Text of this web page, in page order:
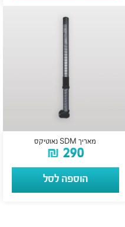
מאריך SDM נאוטיקס
₪ 290
הוספה לסל